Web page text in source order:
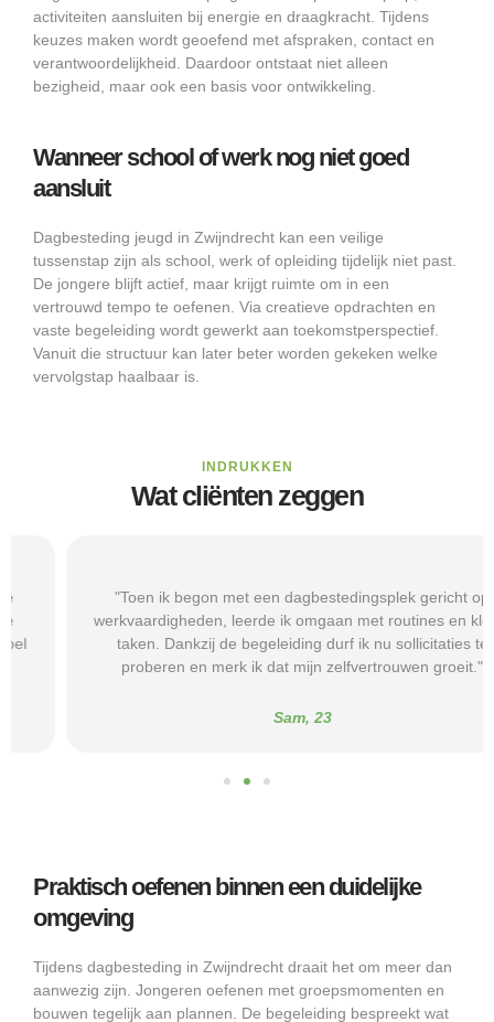
activiteiten aansluiten bij energie en draagkracht. Tijdens
keuzes maken wordt geoefend met afspraken, contact en
verantwoordelijkheid. Daardoor ontstaat niet alleen
bezigheid, maar ook een basis voor ontwikkeling.
Wanneer school of werk nog niet goed
aansluit
Dagbesteding jeugd in Zwijndrecht kan een veilige
tussenstap zijn als school, werk of opleiding tijdelijk niet past.
De jongere blijft actief, maar krijgt ruimte om in een
vertrouwd tempo te oefenen. Via creatieve opdrachten en
vaste begeleiding wordt gewerkt aan toekomstperspectief.
Vanuit die structuur kan later beter worden gekeken welke
vervolgstap haalbaar is.
INDRUKKEN
Wat cliënten zeggen
"Toen ik begon met een dagbestedingsplek gericht op
werkvaardigheden, leerde ik omgaan met routines en kleine
taken. Dankzij de begeleiding durf ik nu sollicitaties te
proberen en merk ik dat mijn zelfvertrouwen groeit."
Sam, 23
Praktisch oefenen binnen een duidelijke
omgeving
Tijdens dagbesteding in Zwijndrecht draait het om meer dan
aanwezig zijn. Jongeren oefenen met groepsmomenten en
bouwen tegelijk aan plannen. De begeleiding bespreekt wat